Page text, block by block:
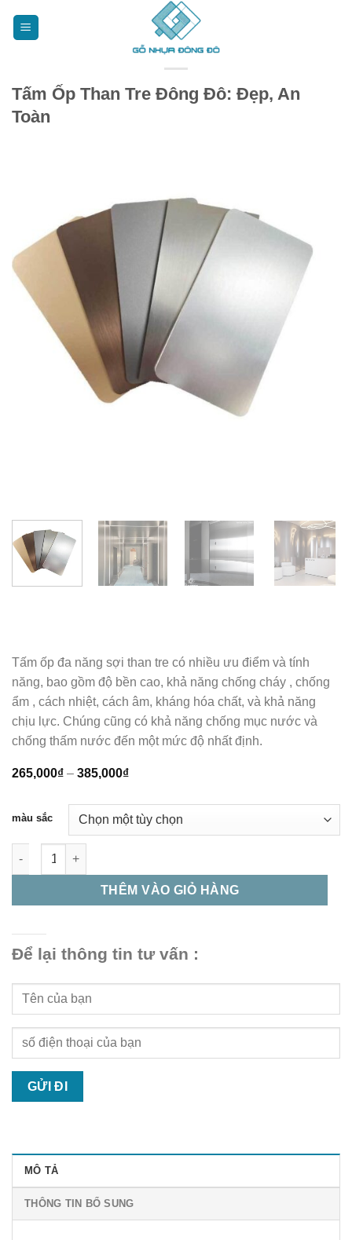
Tấm Ốp Than Tre Đông Đô: Đẹp, An
Toàn
Tấm ốp đa năng sợi than tre có nhiều ưu điểm và tính
năng, bao gồm độ bền cao, khả năng chống cháy , chống
ẩm , cách nhiệt, cách âm, kháng hóa chất, và khả năng
chịu lực. Chúng cũng có khả năng chống mục nước và
chống thấm nước đến một mức độ nhất định.
265,000₫ – 385,000₫
màu sắc
Tấm Ốp Than Tre Đông Đô: Đẹp, An Toàn số lượng
THÊM VÀO GIỎ HÀNG
Để lại thông tin tư vấn :
MÔ TẢ
THÔNG TIN BỔ SUNG